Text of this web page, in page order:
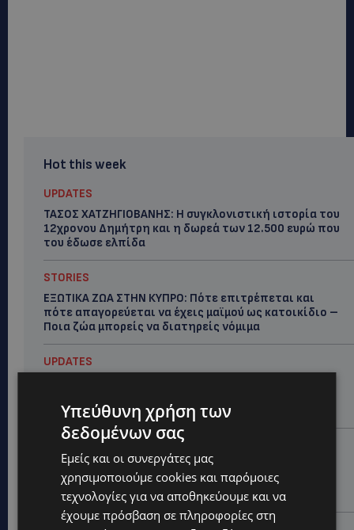
Hot this week
UPDATES
ΤΑΣΟΣ ΧΑΤΖΗΓΙΟΒΑΝΗΣ: Η συγκλονιστική ιστορία του
12χρονου Δημήτρη και η δωρεά των 12.500 ευρώ που
του έδωσε ελπίδα
STORIES
ΕΞΩΤΙΚΑ ΖΩΑ ΣΤΗΝ ΚΥΠΡΟ: Πότε επιτρέπεται και
πότε απαγορεύεται να έχεις μαϊμού ως κατοικίδιο –
Ποια ζώα μπορείς να διατηρείς νόμιμα
UPDATES
ξανασηκώσει άγκυρα»
ΜΑΡΙΝΟΣ ΚΩΝΣΤΑΝΤΙΝΙΔΗΣ: Οι πρωτοβουλίες για να
ξαναζωντανέψει η Μακαρίου και το κέντρο της
Λευκωσίας-(Βίντεο)
Υπεύθυνη χρήση των
δεδομένων σας
Εμείς και οι συνεργάτες μας
χρησιμοποιούμε cookies και παρόμοιες
τεχνολογίες για να αποθηκεύουμε και να
έχουμε πρόσβαση σε πληροφορίες στη